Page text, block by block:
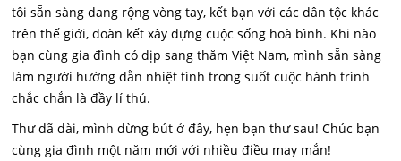
tôi sẵn sàng dang rộng vòng tay, kết bạn với các dân tộc khác
trên thế giới, đoàn kết xây dựng cuộc sống hoà bình. Khi nào
bạn cùng gia đình có dịp sang thăm Việt Nam, mình sẵn sàng
làm người hướng dẫn nhiệt tình trong suốt cuộc hành trình
chắc chắn là đầy lí thú.
Thư dã dài, mình dừng bút ở đây, hẹn bạn thư sau! Chúc bạn
cùng gia đình một năm mới với nhiều điều may mắn!